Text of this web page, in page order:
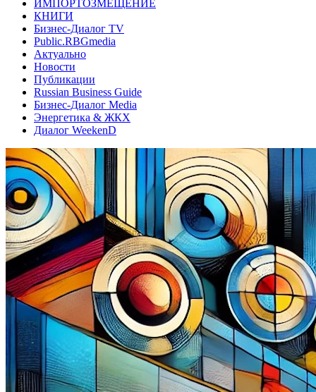
ИМПОРТОЗМЕЩЕНИЕ
КНИГИ
Бизнес-Диалог TV
Public.RBGmedia
Актуально
Новости
Публикации
Russian Business Guide
Бизнес-Диалог Media
Энергетика & ЖКХ
Диалог WeekenD